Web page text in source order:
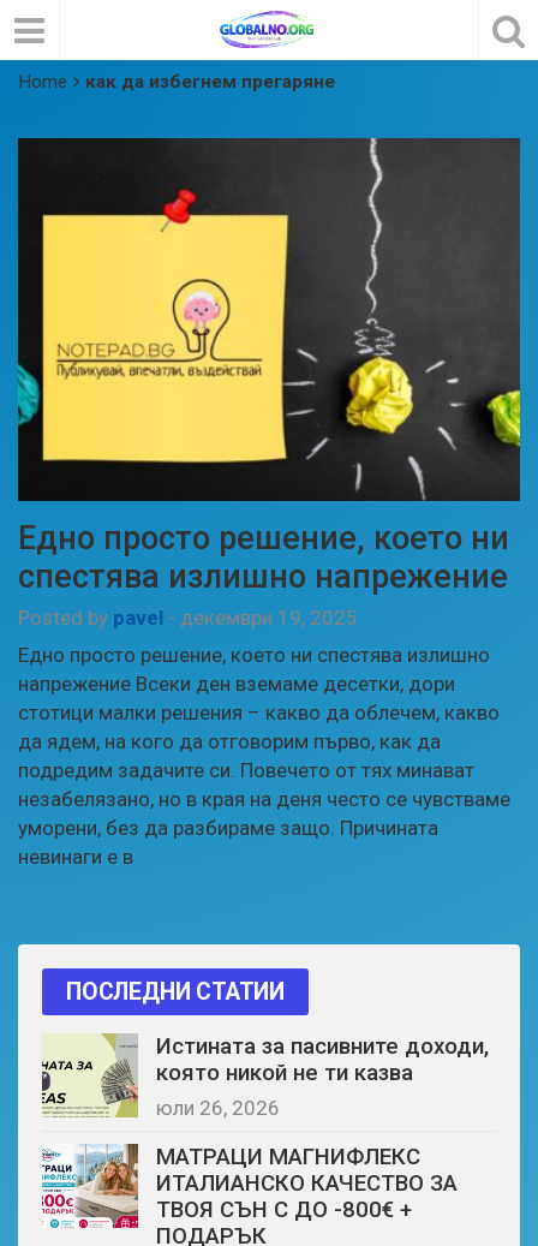
Home как да избегнем прегаряне
Едно просто решение, което ни
спестява излишно напрежение
Posted by pavel - декември 19, 2025
Едно просто решение, което ни спестява излишно
напрежение Всеки ден вземаме десетки, дори
стотици малки решения – какво да облечем, какво
да ядем, на кого да отговорим първо, как да
подредим задачите си. Повечето от тях минават
незабелязано, но в края на деня често се чувстваме
уморени, без да разбираме защо. Причината
невинаги е в
ПОСЛЕДНИ СТАТИИ
Истината за пасивните доходи,
която никой не ти казва
юли 26, 2026
МАТРАЦИ МАГНИФЛЕКС
ИТАЛИАНСКО КАЧЕСТВО ЗА
ТВОЯ СЪН С ДО -800€ +
ПОДАРЪК